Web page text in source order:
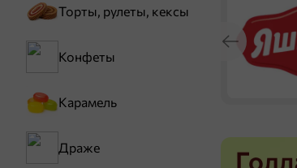
Торты, рулеты, кексы
Конфеты
Карамель
Драже